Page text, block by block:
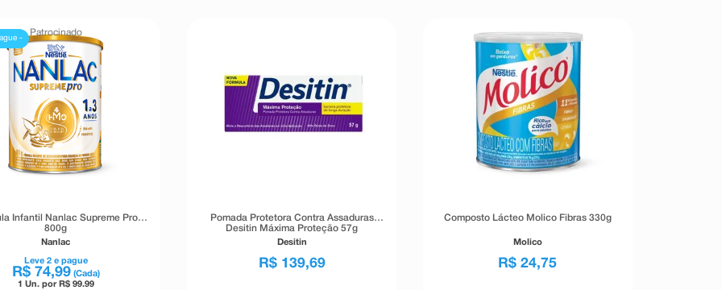
Patrocinado
-
Infantil Nanlac Supreme Pro
800g
Nanlac
Leve 2e pague
R$ 74,99 (Cada)
1 Un. por R$ 99.99
Pomada Protetora Contra Assaduras
Desitin Máxima Proteção 57g
Desitin
R$ 139,69
Composto Lácteo Molico Fibras 330g
Molico
R$ 24,75